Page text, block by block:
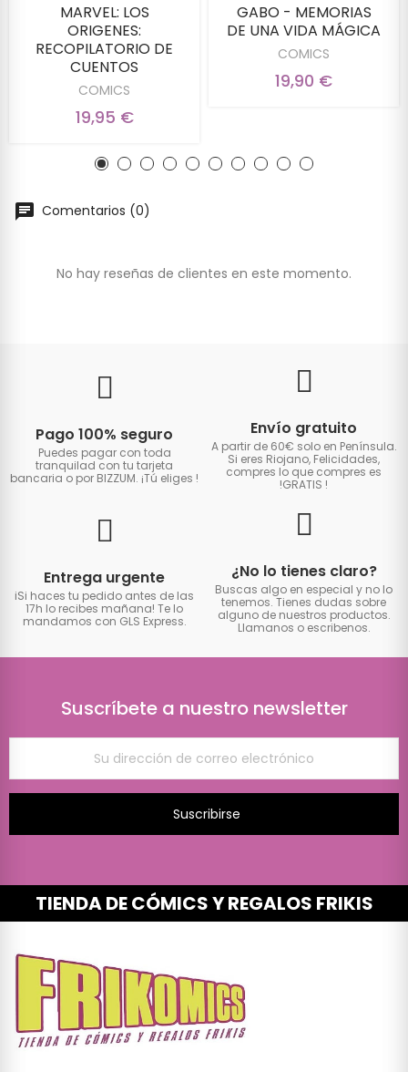
MARVEL: LOS
ORIGENES:
RECOPILATORIO DE
CUENTOS
COMICS
19,95 €
GABO - MEMORIAS
DE UNA VIDA MÁGICA
COMICS
19,90 €
Comentarios (0)
No hay reseñas de clientes en este momento.
Pago 100% seguro
Puedes pagar con toda
tranquilad con tu tarjeta
bancaria o por BIZZUM. ¡Tú eliges !
Envío gratuito
A partir de 60€ solo en Península.
Si eres Riojano, Felicidades,
compres lo que compres es
!GRATIS !
Entrega urgente
iSi haces tu pedido antes de las
17h lo recibes mañana! Te lo
mandamos con GLS Express.
¿No lo tienes claro?
Buscas algo en especial y no lo
tenemos. Tienes dudas sobre
alguno de nuestros productos.
Llamanos o escribenos.
Suscríbete a nuestro newsletter
Suscribirse
TIENDA DE CÓMICS Y REGALOS FRIKIS